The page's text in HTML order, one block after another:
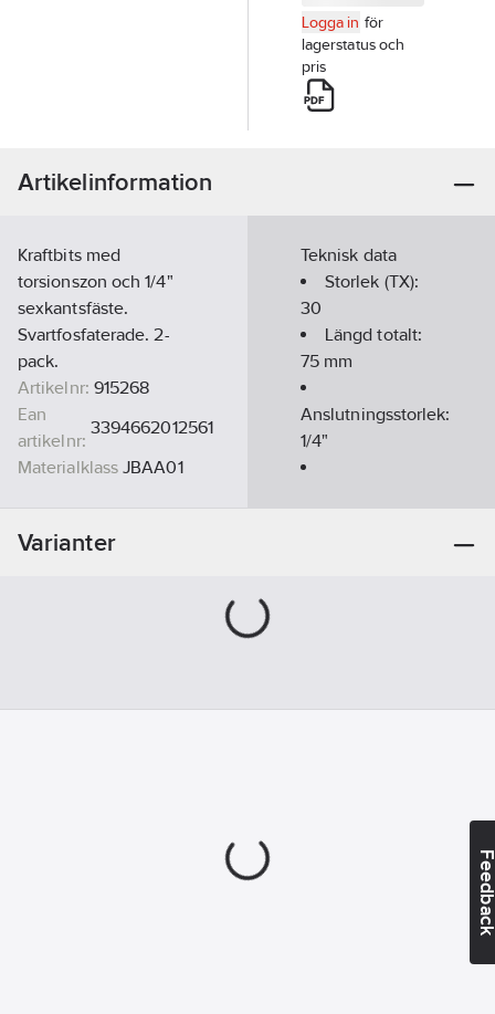
Logga in för
lagerstatus och
pris
Artikelinformation
Kraftbits med
torsionszon och 1/4"
sexkantsfäste.
Svartfosfaterade. 2-
pack.
Artikelnr: 915268
Ean
artikelnr:
3394662012561
Materialklass JBAA01
Teknisk data
Storlek (TX):
30
Längd totalt:
75 mm
Anslutningsstorlek:
1/4"
Varianter